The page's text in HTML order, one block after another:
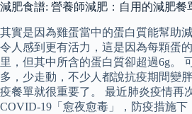
減肥食譜: 營養師減肥：自用的減肥餐
其實是因為雞蛋當中的蛋白質能幫助
令人感到更有活力，這是因為每顆蛋
里，但其中所含的蛋白質卻超過6g。
多，少走動，不少人都說抗疫期間變
疫餐單就很重要了。 最近肺炎疫情再
COVID-19「愈夜愈毒」，防疫措施下